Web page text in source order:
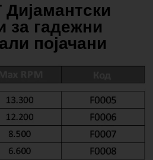
Дијамантски
за гадежни
појачани